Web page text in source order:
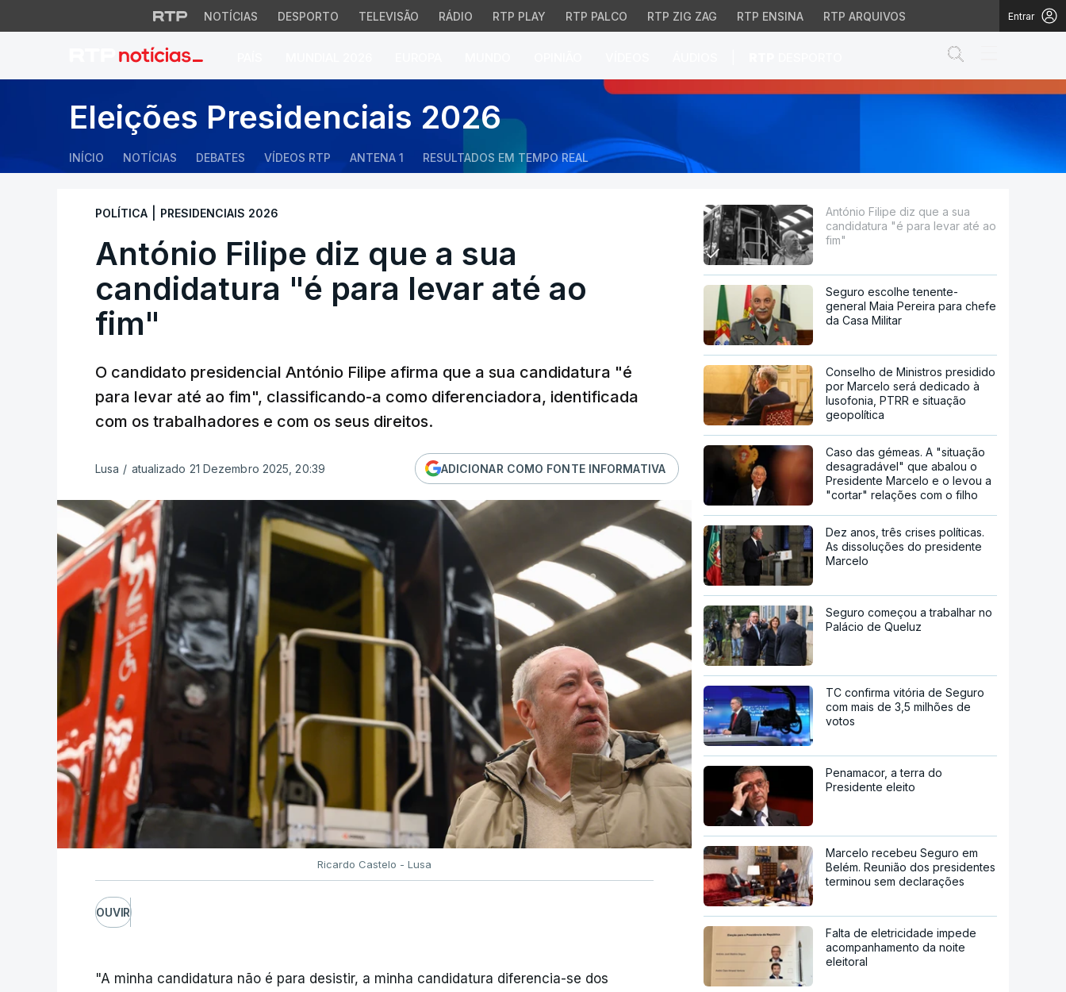
NOTÍCIAS DESPORTO TELEVISÃO RÁDIO RTP PLAY RTP PALCO RTP ZIG ZAG RTP ENSINA RTP ARQUIVOS Entrar
António Filipe diz que a sua candidatura "é para levar até ao fim"
Eleições Presidenciais 2026
INÍCIO NOTÍCIAS DEBATES VÍDEOS RTP ANTENA 1 RESULTADOS EM TEMPO REAL
POLÍTICA PRESIDENCIAIS 2026
António Filipe diz que a sua
candidatura "é para levar até ao
fim"
O candidato presidencial António Filipe afirma que a sua candidatura "é
para levar até ao fim", classificando-a como diferenciadora, identificada
com os trabalhadores e com os seus direitos.
Lusa / atualizado 21 Dezembro 2025, 20:39 ADICIONAR COMO FONTE INFORMATIVA
Ricardo Castelo - Lusa
OUVIR
"A minha candidatura não é para desistir, a minha candidatura diferencia-se dos
António Filipe diz que a sua
candidatura "é para levar até ao
fim"
Seguro escolhe tenente-
general Maia Pereira para chefe
da Casa Militar
Conselho de Ministros presidido
por Marcelo será dedicado à
lusofonia, PTRR e situação
geopolítica
Caso das gémeas. A "situação
desagradável" que abalou o
Presidente Marcelo e o levou a
"cortar" relações com o filho
Dez anos, três crises políticas.
As dissoluções do presidente
Marcelo
Seguro começou a trabalhar no
Palácio de Queluz
TC confirma vitória de Seguro
com mais de 3,5 milhões de
votos
Penamacor, a terra do
Presidente eleito
Marcelo recebeu Seguro em
Belém. Reunião dos presidentes
terminou sem declarações
Falta de eletricidade impede
acompanhamento da noite
eleitoral